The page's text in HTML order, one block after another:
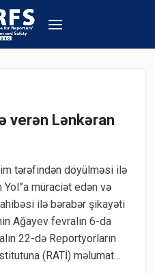
verən Lənkəran
tərəfindən döyülməsi ilə
Yol”a müraciət edən və
ilə bərabər şikayəti
Ağayev fevralın 6-da
22-də Reportyorların
(RATİ) məlumat...